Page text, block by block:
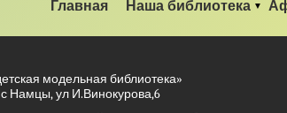
Главная Наша библиотека
модельная библиотека»
с Намцы, ул И.Винокурова,6